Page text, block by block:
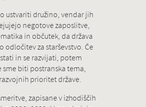
ustvariti družino, vendar jih
negotove zaposlitve,
in občutek, da država
za starševstvo. Če
in se razvijati, potem
biti postranska tema,
prioritet države.
zapisane v izhodiščih